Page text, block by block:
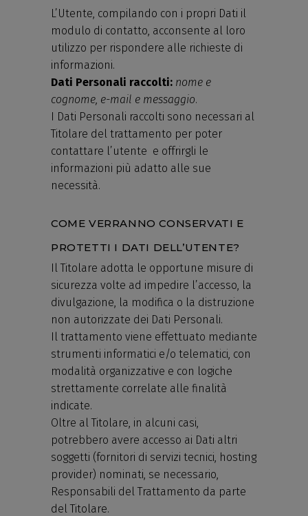
L’Utente, compilando con i propri Dati il
modulo di contatto, acconsente al loro
utilizzo per rispondere alle richieste di
informazioni.
Dati Personali raccolti: nome e
cognome, e-mail e messaggio.
I Dati Personali raccolti sono necessari al
Titolare del trattamento per poter
contattare l’utente e offrirgli le
informazioni più adatto alle sue
necessità.
COME VERRANNO CONSERVATI E
PROTETTI I DATI DELL’UTENTE?
Il Titolare adotta le opportune misure di
sicurezza volte ad impedire l’accesso, la
divulgazione, la modifica o la distruzione
non autorizzate dei Dati Personali.
Il trattamento viene effettuato mediante
strumenti informatici e/o telematici, con
modalità organizzative e con logiche
strettamente correlate alle finalità
indicate.
Oltre al Titolare, in alcuni casi,
potrebbero avere accesso ai Dati altri
soggetti (fornitori di servizi tecnici, hosting
provider) nominati, se necessario,
Responsabili del Trattamento da parte
del Titolare.